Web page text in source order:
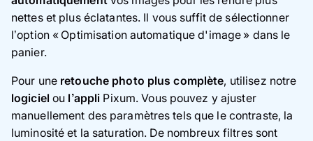
nettes et plus éclatantes. Il vous suffit de sélectionner
l’option « Optimisation automatique d'image » dans le
panier.
Pour une retouche photo plus complète, utilisez notre
logiciel ou l’appli Pixum. Vous pouvez y ajuster
manuellement des paramètres tels que le contraste, la
luminosité et la saturation. De nombreux filtres sont